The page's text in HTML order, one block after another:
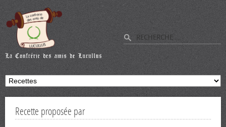
Recette proposée par